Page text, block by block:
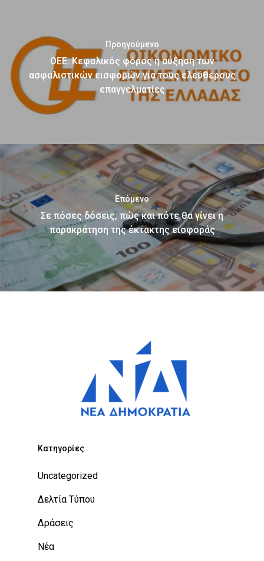
Προηγούμενο
ΟΕΕ: Κεφαλικός φόρος η αύξηση των
ασφαλιστικών εισφορών για τους ελεύθερους
επαγγελματίες
Επόμενο
Σε πόσες δόσεις, πώς και πότε θα γίνει η
παρακράτηση της έκτακτης εισφοράς
Kατηγορίες
Uncategorized
Δελτία Τύπου
Δράσεις
Νέα